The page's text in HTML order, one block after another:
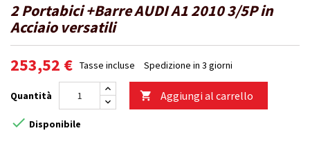
2 Portabici +Barre AUDI A1 2010 3/5P in
Acciaio versatili
253,52 € Tasse incluse Spedizione in 3 giorni
Quantità  Aggiungi al carrello
 Disponibile